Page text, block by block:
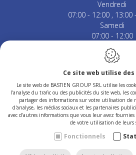
Vendredi
07:00 - 12:00
13:00
Samedi
07:00 - 12:00
Fermé le dimanche &
Conception du site web par
Politique en matière de
Politique de
Plan du site
Ce site web utilise
Le site web de BASTIEN GROUP SRL utilise les
l'analyse du trafic ou des publicités du site web, les
partager des informations sur votre utilisation de
d'analyse, les médias sociaux et les partenaires
avec d'autres informations que vous leur avez
de votre utilisation de leurs
Fonctionnels